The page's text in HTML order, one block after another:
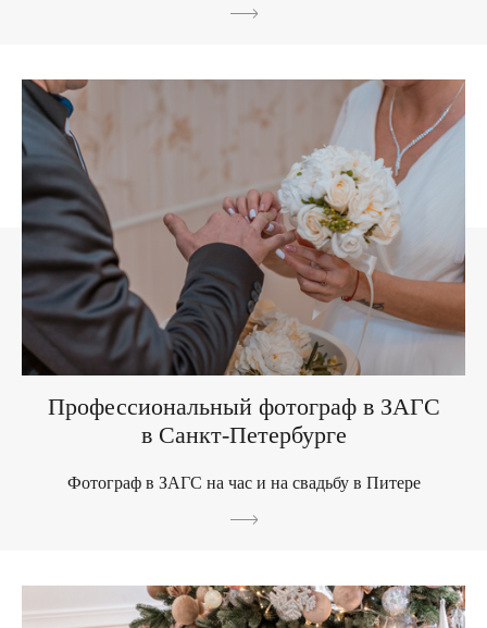
Профессиональный фотограф в ЗАГС
в Санкт-Петербурге
Фотограф в ЗАГС на час и на свадьбу в Питере